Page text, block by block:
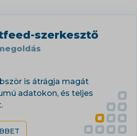
szerkesztő
is átrágja magát
adatokon, és teljes